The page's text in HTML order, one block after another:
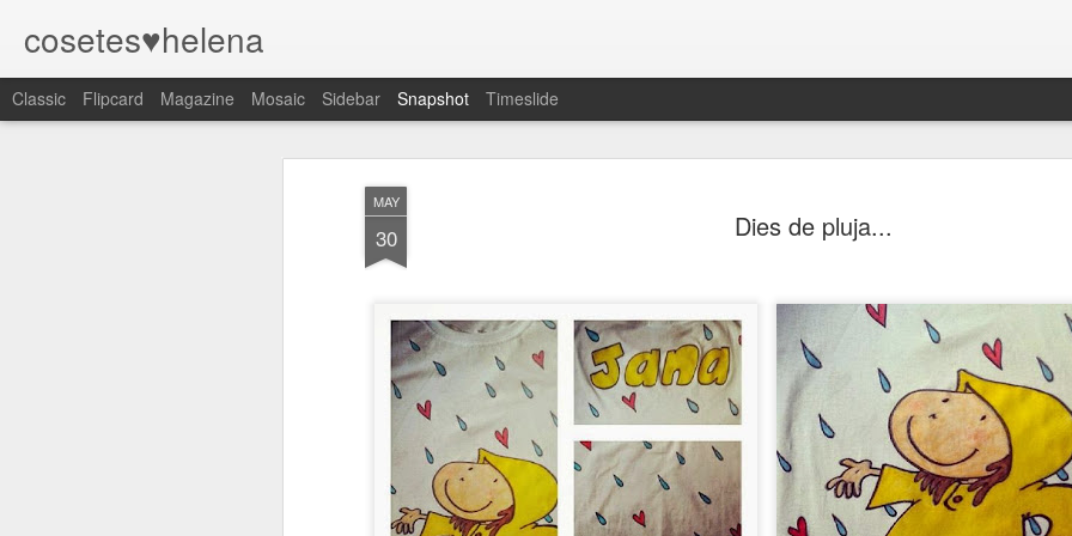
MAY
30 Dies de pluja...
cosetes♥helena
Classic Flipcard Magazine Mosaic Sidebar Snapshot Timeslide
Magic
Ballarina rum! rum!